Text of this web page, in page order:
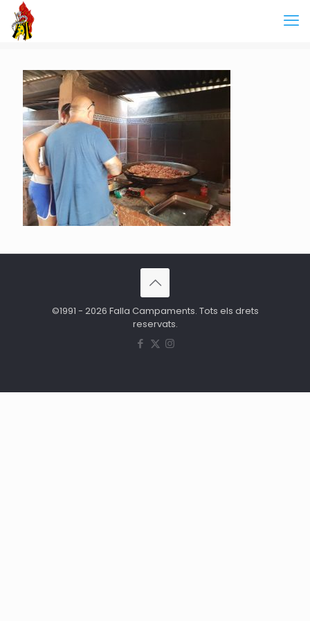
©1991 - 2026 Falla Campaments. Tots els drets
reservats.